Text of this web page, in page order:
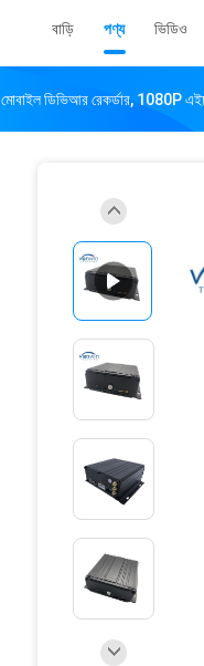
বাড়ি পণ্য ভিডিও
মোবাইল ডিভিআর রেকর্ডার, 1080P